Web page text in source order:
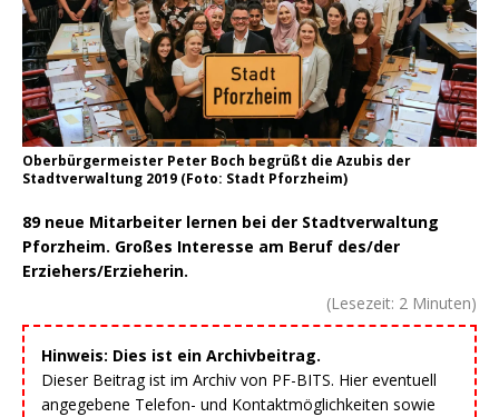
Oberbürgermeister Peter Boch begrüßt die Azubis der
Stadtverwaltung 2019 (Foto: Stadt Pforzheim)
89 neue Mitarbeiter lernen bei der Stadtverwaltung
Pforzheim. Großes Interesse am Beruf des/der
Erziehers/Erzieherin.
(Lesezeit: 2 Minuten)
Hinweis: Dies ist ein Archivbeitrag.
Dieser Beitrag ist im Archiv von PF-BITS. Hier eventuell
angegebene Telefon- und Kontaktmöglichkeiten sowie